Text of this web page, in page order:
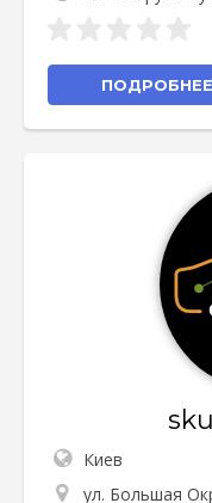
ПОДРОБНЕЕ
Киев
ул. Большая